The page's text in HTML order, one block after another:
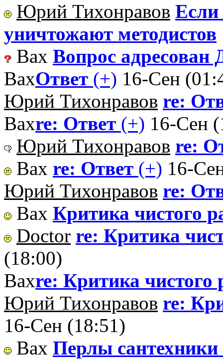
Юрий Тихонравов Если
уничтожают методистов
Вах Вопрос адресован
ВахОтвет (+) 16-Сен
Юрий Тихонравов re:
Вахre: Ответ (+) 16-Сен
Юрий Тихонравов re:
Вах re: Ответ (+) 16-
Юрий Тихонравов re:
Вах Критика чистого
Doctor re: Критика
(18:00)
Вахre: Критика чистого
Юрий Тихонравов re:
16-Сен (18:51)
Вах Перлы сантехники